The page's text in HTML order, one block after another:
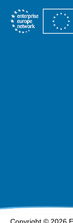
Copyright © 2026